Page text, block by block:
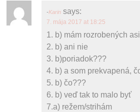
Karin says:
7. mája 2017 at 18:25
1. b) mám rozrobených
2. b) ani nie
3. b)poriadok???
4. b) a som prekvapená,
5. b) čo???
6. b) veď tak to malo byť
7.a) režem/strihám